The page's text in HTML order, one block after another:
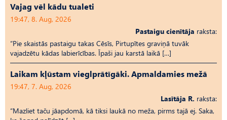
Vajag vēl kādu tualeti
19:47, 8. Aug, 2026
Pastaigu cienītāja raksta:
“Pie skaistās pastaigu takas Cēsīs, Pirtupītes graviņā tuvāk
vajadzētu kādas labierīcības. Īpaši jau karstā laikā […]
Laikam kļūstam vieglprātīgāki. Apmaldamies mežā
19:47, 7. Aug, 2026
Lasītāja R. raksta:
“Mazliet taču jāapdomā, kā tiksi laukā no meža, pirms tajā ej. Saka,